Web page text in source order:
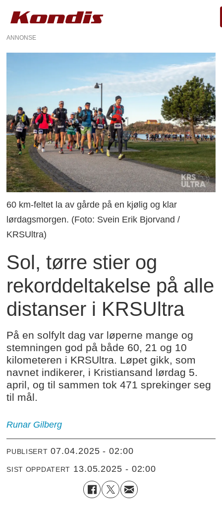
ANNONSE
60 km-feltet la av gårde på en kjølig og klar
lørdagsmorgen. (Foto: Svein Erik Bjorvand /
KRSUltra)
Sol, tørre stier og
rekorddeltakelse på alle
distanser i KRSUltra
På en solfylt dag var løperne mange og
stemningen god på både 60, 21 og 10
kilometeren i KRSUltra. Løpet gikk, som
navnet indikerer, i Kristiansand lørdag 5.
april, og til sammen tok 471 sprekinger seg
til mål.
Runar Gilberg
PUBLISERT 07.04.2025 - 02:00
SIST OPPDATERT 13.05.2025 - 02:00